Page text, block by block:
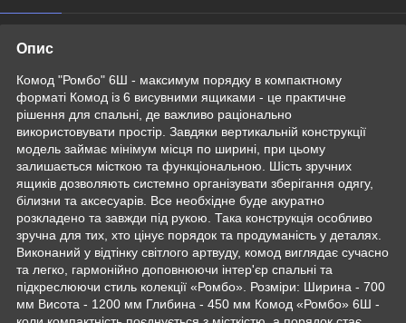
Опис
Комод "Ромбо" 6Ш - максимум порядку в компактному
форматі Комод із 6 висувними ящиками - це практичне
рішення для спальні, де важливо раціонально
використовувати простір. Завдяки вертикальній конструкції
модель займає мінімум місця по ширині, при цьому
залишається місткою та функціональною. Шість зручних
ящиків дозволяють системно організувати зберігання одягу,
білизни та аксесуарів. Все необхідне буде акуратно
розкладено та завжди під рукою. Така конструкція особливо
зручна для тих, хто цінує порядок та продуманість у деталях.
Виконаний у відтінку світлого артвуду, комод виглядає сучасно
та легко, гармонійно доповнюючи інтер'єр спальні та
підкреслюючи стиль колекції «Ромбо». Розміри: Ширина - 700
мм Висота - 1200 мм Глибина - 450 мм Комод «Ромбо» 6Ш -